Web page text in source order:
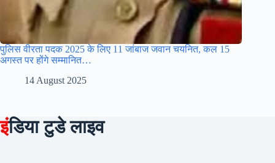
पुलिस वीरता पदक 2025 के लिए 11 जांबाज जवान चयनित, कल 15
अगस्त पर होंगे सम्मानित…
14 August 2025
इंडिया टुडे लाइव